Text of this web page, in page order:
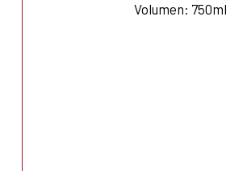
Volumen: 750ml